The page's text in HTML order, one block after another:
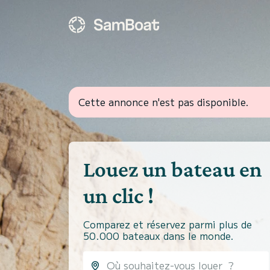
Cette annonce n'est pas disponible.
Louez un bateau en
un clic !
Comparez et réservez parmi plus de
50.000 bateaux dans le monde.